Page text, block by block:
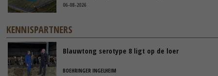
06-08-2026
KENNISPARTNERS
Blauwtong serotype 8 ligt op de loer
BOEHRINGER INGELHEIM